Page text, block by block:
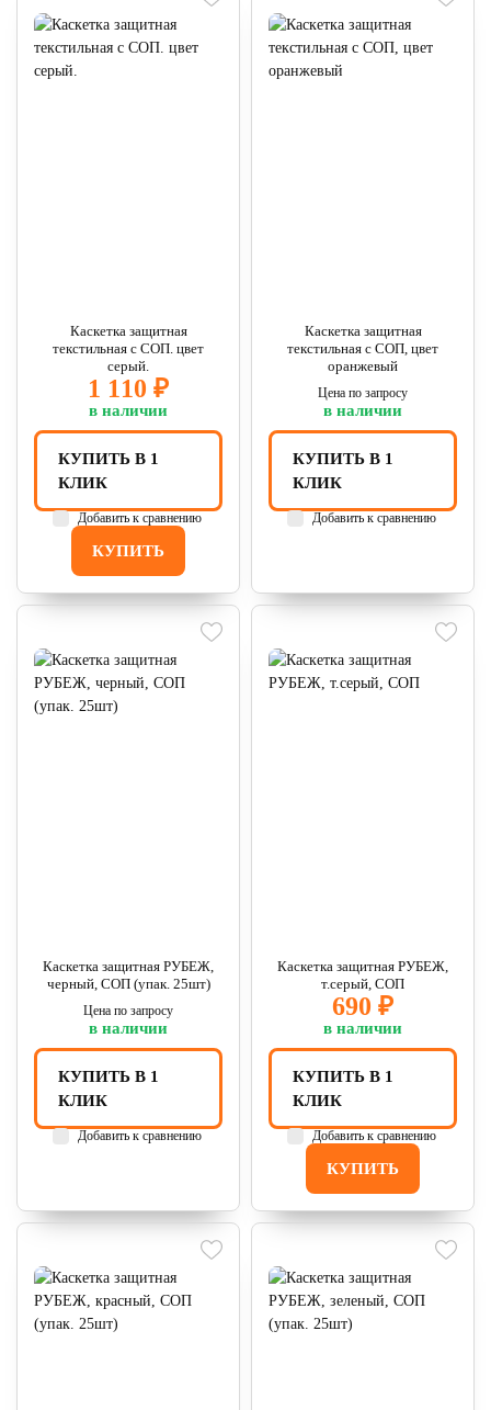
Каскетка защитная
текстильная с СОП. цвет
серый.
1 110 ₽
в наличии
КУПИТЬ
КУПИТЬ В 1
КЛИК
Добавить к сравнению
Каскетка защитная
текстильная с СОП, цвет
оранжевый
Цена по запросу
в наличии
КУПИТЬ В 1
КЛИК
Добавить к сравнению
Каскетка защитная РУБЕЖ,
черный, СОП (упак. 25шт)
Цена по запросу
в наличии
КУПИТЬ В 1
КЛИК
Добавить к сравнению
Каскетка защитная РУБЕЖ,
т.серый, СОП
690 ₽
в наличии
КУПИТЬ
КУПИТЬ В 1
КЛИК
Добавить к сравнению